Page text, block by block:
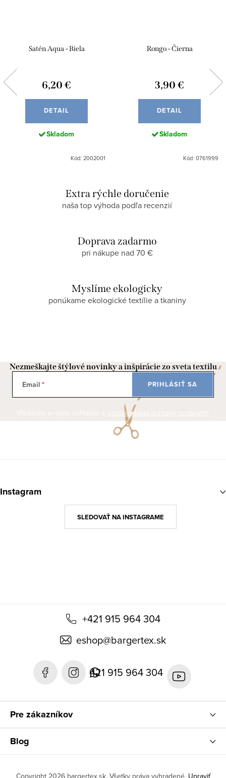
Satén Aqua - Biela
6,20 €
DETAIL
Skladom
Kód: 2002001
Rongo - Čierna
3,90 €
DETAIL
Skladom
Kód: 0761999
Extra rýchle doručenie
naša top výhoda podľa recenzií
Doprava zadarmo
pri nákupe nad 70 €
Myslíme ekologicky
ponúkame ekologické textílie a tkaniny
Nezmeškajte štýlové novinky a inšpirácie zo sveta textilu
Email
podmienkami ochrany osobných
údajov
PRIHLÁSIŤ SA
á
+421 915 964 304
eshop@bargertex.sk
421 915 964 304
Instagram
SLEDOVAŤ NA INSTAGRAME
Pre zákazníkov
Blog